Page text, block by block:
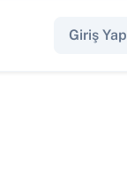
Giriş Yap